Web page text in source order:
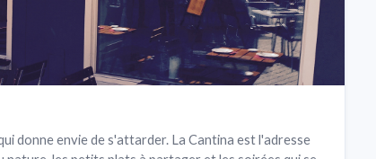
donne envie de s'attarder. La Cantina est l'adresse